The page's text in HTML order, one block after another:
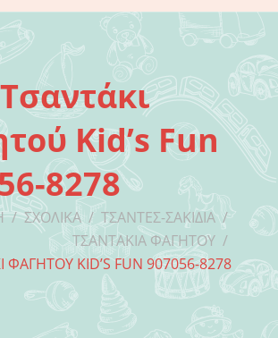
Kid’s Fun
8278
/ ΣΧΟΛΙΚΆ / ΤΣΆΝΤΕΣ-ΣΑΚΊΔΙΑ /
ΤΣΑΝΤΆΚΙΑ ΦΑΓΗΤΟΎ /
ΦΑΓΗΤΟΎ KID’S FUN 907056-8278